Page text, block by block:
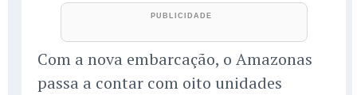
Com a nova embarcação, o Amazonas
passa a contar com oito unidades